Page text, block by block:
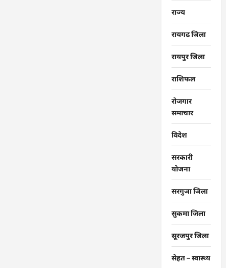
राज्‍य
रायगढ जिला
रायपुर जिला
राशिफल
रोजगार
समाचार
विदेश
सरकारी
योजना
सरगुजा जिला
सुकमा जिला
सूरजपुर जिला
सेहत – स्‍वास्‍थ्‍य